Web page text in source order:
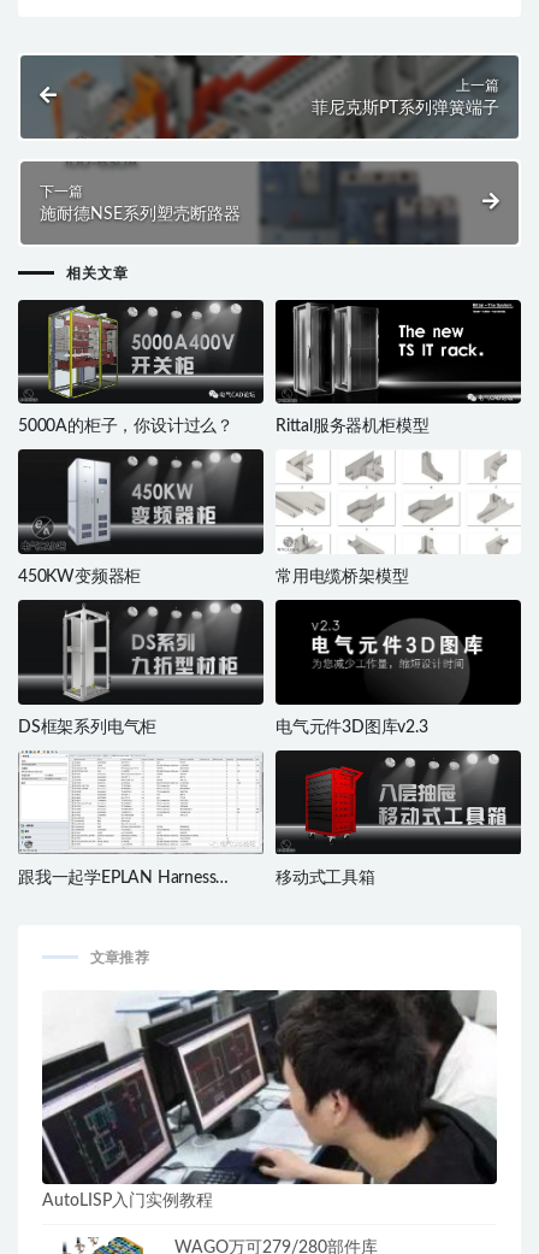
上一篇
菲尼克斯PT系列弹簧端子
下一篇
施耐德NSE系列塑壳断路器
相关文章
5000A的柜子，你设计过么？ Rittal服务器机柜模型
450KW变频器柜 常用电缆桥架模型
DS框架系列电气柜 电气元件3D图库v2.3
跟我一起学EPLAN Harness
移动式工具箱
文章推荐
AutoLISP入门实例教程
WAGO万可279/280部件库